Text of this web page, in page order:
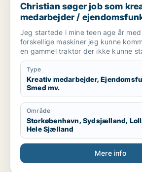
Christian søger job som
medarbejder /
smed / landbrug /
kundeservicemedarbejder
Jeg startede i mine teen age år
forskellige maskiner jeg kunne
en gammel traktor der ikke kunne
harve som manglede nogle tænder,
andre køretøjer/maskiner, jeg har
af at finde og fikse problemer på
Min professionelle erfaring
Auto branchen hvor jeg startede
lagermand, siden auto el lærling,
andre unge drenge trak de store
hvorfor jeg skiftede lærepladsen ud
traktor, jeg arbejdede som ufaglært
traktor/maskinføre i en årrække, og
sideløbende en tjans ved et
Type
Kreativ medarbejder,
Smed mv.
Område
Storkøbenhavn, Sydsjælland,
Hele Sjælland
Mere info